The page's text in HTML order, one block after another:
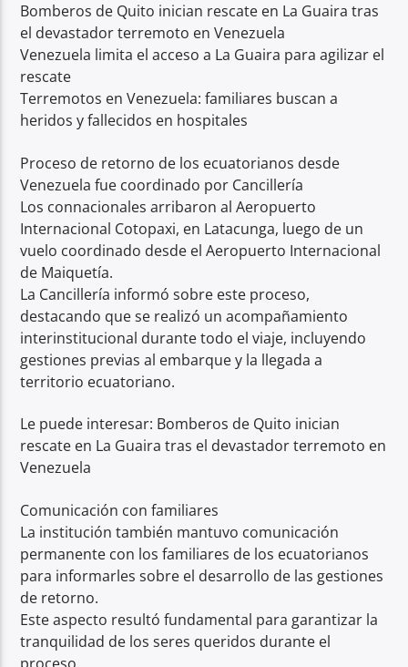
Bomberos de Quito inician rescate en La Guaira tras
el devastador terremoto en Venezuela
Venezuela limita el acceso a La Guaira para agilizar el
rescate
Terremotos en Venezuela: familiares buscan a
heridos y fallecidos en hospitales
Proceso de retorno de los ecuatorianos desde
Venezuela fue coordinado por Cancillería
Los connacionales arribaron al Aeropuerto
Internacional Cotopaxi, en Latacunga, luego de un
vuelo coordinado desde el Aeropuerto Internacional
de Maiquetía.
La Cancillería informó sobre este proceso,
destacando que se realizó un acompañamiento
interinstitucional durante todo el viaje, incluyendo
gestiones previas al embarque y la llegada a
territorio ecuatoriano.
Le puede interesar: Bomberos de Quito inician
rescate en La Guaira tras el devastador terremoto en
Venezuela
Comunicación con familiares
La institución también mantuvo comunicación
permanente con los familiares de los ecuatorianos
para informarles sobre el desarrollo de las gestiones
de retorno.
Este aspecto resultó fundamental para garantizar la
tranquilidad de los seres queridos durante el
proceso.